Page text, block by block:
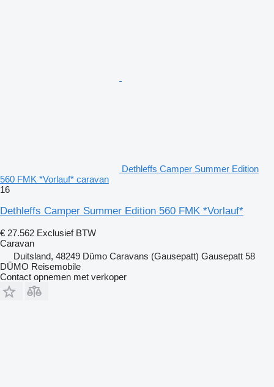
Dethleffs Camper Summer Edition
560 FMK *Vorlauf* caravan
16
Dethleffs Camper Summer Edition 560 FMK *Vorlauf*
€ 27.562 Exclusief BTW
Caravan
Duitsland, 48249 Dümo Caravans (Gausepatt) Gausepatt 58
DÜMO Reisemobile
Contact opnemen met verkoper